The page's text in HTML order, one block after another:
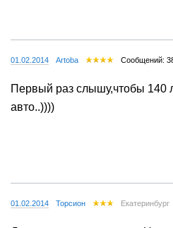
01.02.2014 Artoba Сообщений:
Первый раз слышу,чтобы 140
авто..))))
01.02.2014 Торсион Екатеринбург